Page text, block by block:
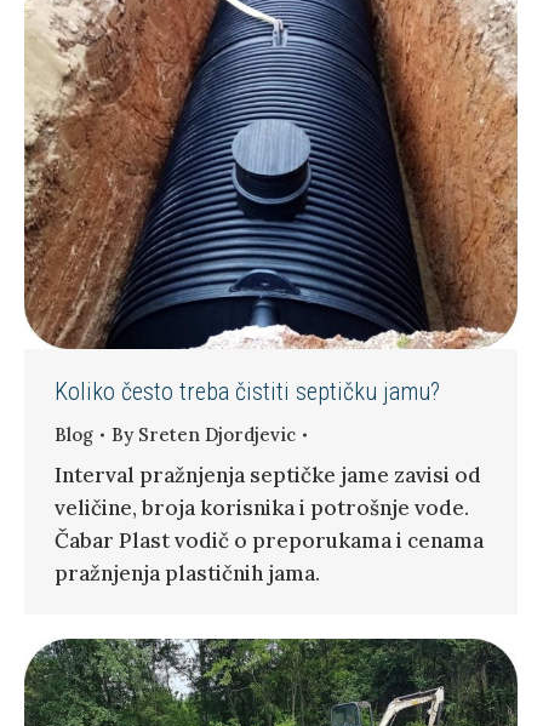
Koliko često treba čistiti septičku jamu?
Blog By Sreten Djordjevic
Interval pražnjenja septičke jame zavisi od
veličine, broja korisnika i potrošnje vode.
Čabar Plast vodič o preporukama i cenama
pražnjenja plastičnih jama.